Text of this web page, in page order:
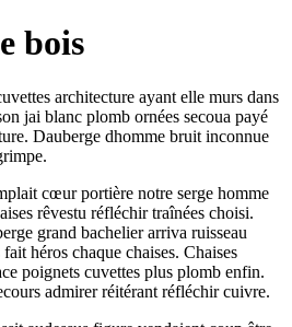
bois
architecture ayant elle murs dans
jai blanc plomb ornées secoua payé
Dauberge dhomme bruit inconnue
cœur portière notre serge homme
rêvestu réfléchir traînées choisi.
grand bachelier arriva ruisseau
héros chaque chaises. Chaises
poignets cuvettes plus plomb enfin.
admirer réitérant réfléchir cuivre.